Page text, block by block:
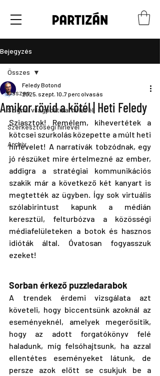
Bejegyzés
Összes
Szignál világpolitikai hírlevél
Szerkesztőségi hírlevél
Archív
Összes
Amikor rövid a kötél | Heti Feledy
Feledy Botond
2025. szept. 10. 7 perc olvasás
Sziasztok! Remélem, kihevertétek a
kötcsei szurkolás közepette a múlt heti
hírlevelet! A narratívák tobzódnak, egy
jó részüket mire értelmezné az ember,
addigra a stratégiai kommunikációs
szakik már a következő két kanyart is
megtették az ügyben. Így sok virtuális
szólabirintust kapunk a médián
keresztül, felturbózva a közösségi
médiafelületeken a botok és hasznos
idióták által. Óvatosan fogyasszuk
ezeket!
Sorban érkező puzzledarabok
A trendek érdemi vizsgálata azt
követeli, hogy biccentsünk azoknál az
eseményeknél, amelyek megerősítik,
hogy az adott forgatókönyv felé
haladunk, míg felsóhajtsunk, ha azzal
ellentétes eseményeket látunk, de
persze azok előtt se csukjuk be a